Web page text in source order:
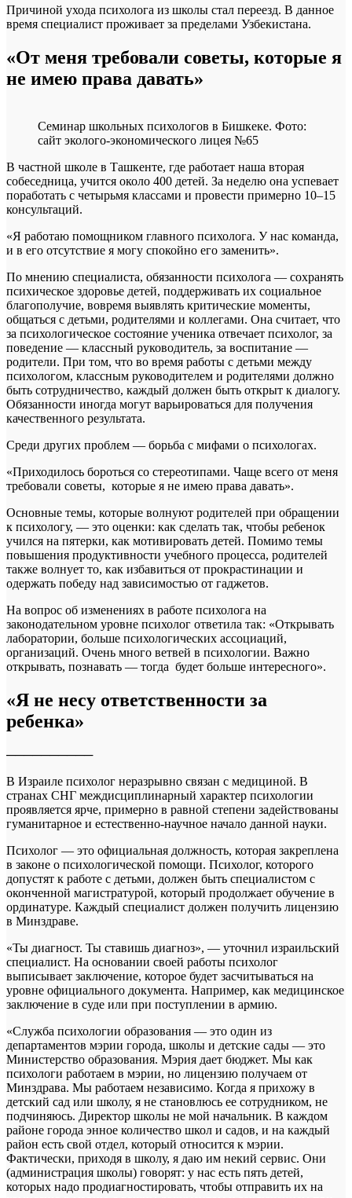
Причиной ухода психолога из школы стал переезд. В данное
время специалист проживает за пределами Узбекистана.
«От меня требовали советы, которые я
не имею права давать»
Семинар школьных психологов в Бишкеке. Фото:
сайт эколого-экономического лицея №65
В частной школе в Ташкенте, где работает наша вторая
собеседница, учится около 400 детей. За неделю она успевает
поработать с четырьмя классами и провести примерно 10–15
консультаций.
«Я работаю помощником главного психолога. У нас команда,
и в его отсутствие я могу спокойно его заменить».
По мнению специалиста, обязанности психолога — сохранять
психическое здоровье детей, поддерживать их социальное
благополучие, вовремя выявлять критические моменты,
общаться с детьми, родителями и коллегами. Она считает, что
за психологическое состояние ученика отвечает психолог, за
поведение — классный руководитель, за воспитание —
родители. При том, что во время работы с детьми между
психологом, классным руководителем и родителями должно
быть сотрудничество, каждый должен быть открыт к диалогу.
Обязанности иногда могут варьироваться для получения
качественного результата.
Среди других проблем — борьба с мифами о психологах.
«Приходилось бороться со стереотипами. Чаще всего от меня
требовали советы, которые я не имею права давать».
Основные темы, которые волнуют родителей при обращении
к психологу, — это оценки: как сделать так, чтобы ребенок
учился на пятерки, как мотивировать детей. Помимо темы
повышения продуктивности учебного процесса, родителей
также волнует то, как избавиться от прокрастинации и
одержать победу над зависимостью от гаджетов.
На вопрос об изменениях в работе психолога на
законодательном уровне психолог ответила так: «Открывать
лаборатории, больше психологических ассоциаций,
организаций. Очень много ветвей в психологии. Важно
открывать, познавать — тогда будет больше интересного».
«Я не несу ответственности за
ребенка»
──────────
В Израиле психолог неразрывно связан с медициной. В
странах СНГ междисциплинарный характер психологии
проявляется ярче, примерно в равной степени задействованы
гуманитарное и естественно-научное начало данной науки.
Психолог — это официальная должность, которая закреплена
в законе о психологической помощи. Психолог, которого
допустят к работе с детьми, должен быть специалистом с
оконченной магистратурой, который продолжает обучение в
ординатуре. Каждый специалист должен получить лицензию
в Минздраве.
«Ты диагност. Ты ставишь диагноз», — уточнил израильский
специалист. На основании своей работы психолог
выписывает заключение, которое будет засчитываться на
уровне официального документа. Например, как медицинское
заключение в суде или при поступлении в армию.
«Служба психологии образования — это один из
департаментов мэрии города, школы и детские сады — это
Министерство образования. Мэрия дает бюджет. Мы как
психологи работаем в мэрии, но лицензию получаем от
Минздрава. Мы работаем независимо. Когда я прихожу в
детский сад или школу, я не становлюсь ее сотрудником, не
подчиняюсь. Директор школы не мой начальник. В каждом
районе города энное количество школ и садов, и на каждый
район есть свой отдел, который относится к мэрии.
Фактически, приходя в школу, я даю им некий сервис. Они
(администрация школы) говорят: у нас есть пять детей,
которых надо продиагностировать, чтобы отправить их на